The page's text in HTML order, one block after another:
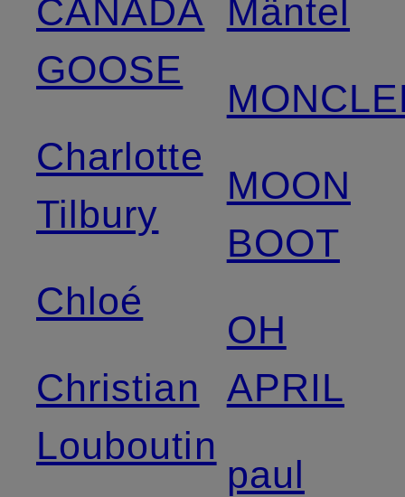
CANADA
GOOSE
Charlotte
Tilbury
Chloé
Christian
Louboutin
Mäntel
MOON
BOOT
OH
APRIL
paul